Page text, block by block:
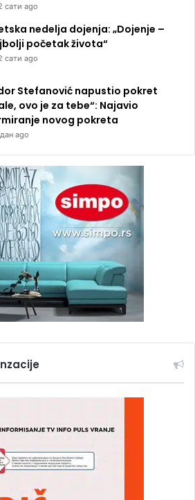
сати ago
nedelja dojenja: „Dojenje –
početak života“
сати ago
Stefanović napustio pokret
ovo je za tebe“: Najavio
novog pokreta
ago